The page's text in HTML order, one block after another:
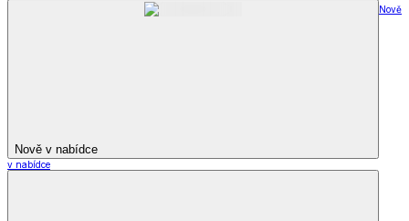
Nově v nabídce
Nově
v nabídce